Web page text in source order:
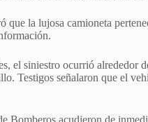
que la lujosa camioneta
el siniestro ocurrió alrededor
Testigos señalaron que el
Bomberos acudieron de